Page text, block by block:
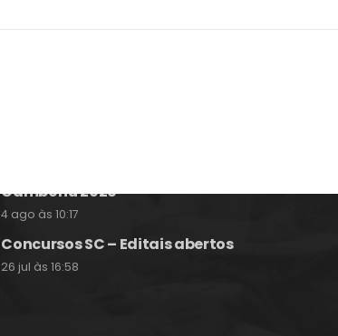
Camboriú 2026
4 ago às 10:17
Concursos SC – Editais abertos
26 jul às 16:58